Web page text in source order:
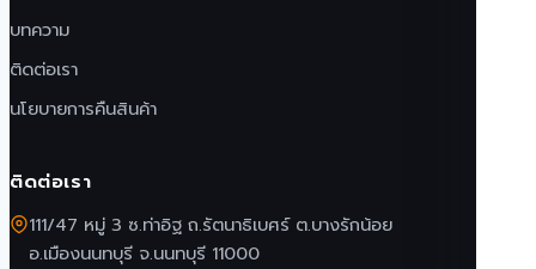
บทความ
ติดต่อเรา
นโยบายการคืนสินค้า
ติดต่อเรา
111/47 หมู่ 3 ซ.ท่าอิฐ ถ.รัตนาธิเบศร์ ต.บางรักน้อย
อ.เมืองนนทบุรี จ.นนทบุรี 11000